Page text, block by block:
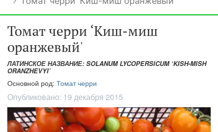
Томат черри ‘Киш-миш
оранжевый'
ЛАТИНСКОЕ НАЗВАНИЕ: SOLANUM LYCOPERSICUM ‘KISH-MISH
ORANZHEVYI’
Основной род: Томат черри
Опубликовано: 19 декабря 2015